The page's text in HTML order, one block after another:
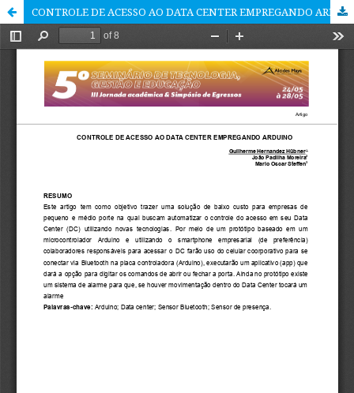
CONTROLE DE ACESSO AO DATA CENTER EMPREGANDO ARDUINO